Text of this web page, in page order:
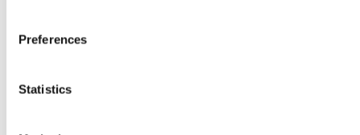
Preferences
Statistics
Unde ne gasiti ...